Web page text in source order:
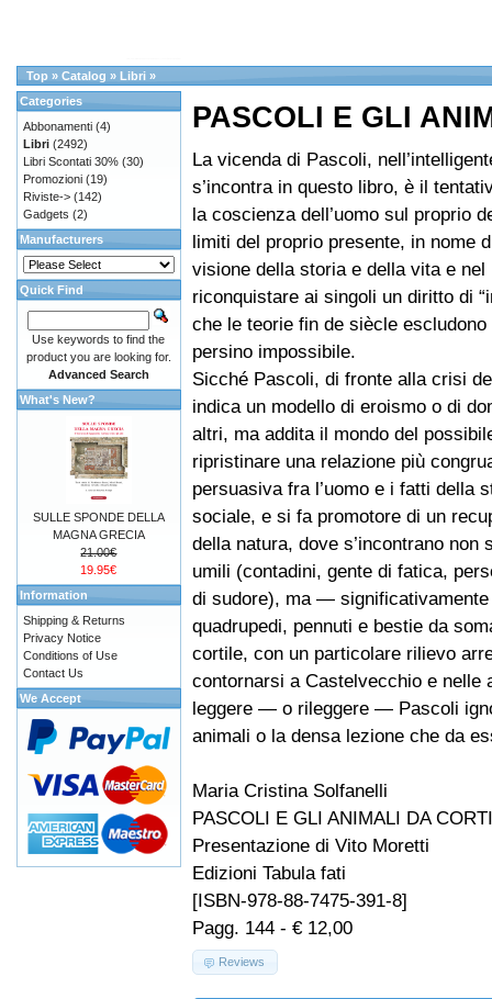
Top » Catalog » Libri »
PASCOLI E GLI
La vicenda di Pascoli,
s’incontra in questo libro, è il
la coscienza dell’uomo sul proprio
limiti del proprio presente, in nome
visione della storia e della vita e nel
riconquistare ai singoli un diritto di
che le teorie fin de siècle escludono
persino impossibile.
Sicché Pascoli, di fronte alla crisi
indica un modello di eroismo o di
altri, ma addita il mondo del
ripristinare una relazione più
persuasiva fra l’uomo e i fatti della
sociale, e si fa promotore di un
della natura, dove s’incontrano non
umili (contadini, gente di fatica,
di sudore), ma —
quadrupedi, pennuti e bestie da
cortile, con un particolare rilievo
contornarsi a Castelvecchio e nelle
leggere — o rileggere — Pascoli
animali o la densa lezione che da
Maria Cristina Solfanelli
PASCOLI E GLI ANIMALI DA
Presentazione di Vito Moretti
Edizioni Tabula fati
[ISBN-978-88-7475-391-8]
Pagg. 144 - € 12,00
Reviews
Categories
Abbonamenti (4)
Libri (2492)
Libri Scontati 30% (30)
Promozioni (19)
Riviste-> (142)
Gadgets (2)
Manufacturers
Quick Find
Use keywords to find the
product you are looking for.
Advanced Search
What's New?
SULLE SPONDE DELLA
MAGNA GRECIA
21.00€
19.95€
Information
Shipping & Returns
Privacy Notice
Conditions of Use
Contact Us
We Accept